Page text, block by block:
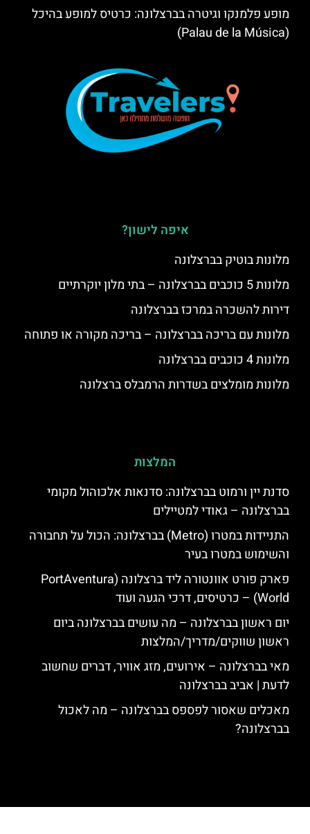
מופע פלמנקו וגיטרה בברצלונה: כרטיס למופע בהיכל
(Palau de la Música)
איפה לישון?
מלונות בוטיק בברצלונה
מלונות 5 כוכבים בברצלונה – בתי מלון יוקרתיים
דירות להשכרה במרכז בברצלונה
מלונות עם בריכה בברצלונה – בריכה מקורה או פתוחה
מלונות 4 כוכבים בברצלונה
מלונות מומלצים בשדרות הרמבלס ברצלונה
המלצות
סדנת יין ורמוט בברצלונה: סדנאות אלכוהול מקומי
בברצלונה – גאודי למטיילים
התניידות במטרו (Metro) בברצלונה: הכול על תחבורה
והשימוש במטרו בעיר
פארק פורט אוונטורה ליד ברצלונה (PortAventura
World) – כרטיסים, דרכי הגעה ועוד
יום ראשון בברצלונה – מה עושים בברצלונה ביום
ראשון שווקים/מדריך/המלצות
מאי בברצלונה – אירועים, מזג אוויר, דברים שחשוב
לדעת | אביב בברצלונה
מאכלים שאסור לפספס בברצלונה – מה לאכול
בברצלונה?